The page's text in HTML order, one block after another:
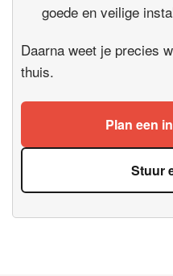
goede en veilige
Daarna weet je precies
thuis.
Plan een
Stuur